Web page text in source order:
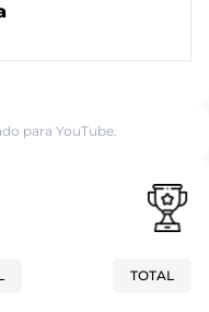
para YouTube.
TOTAL